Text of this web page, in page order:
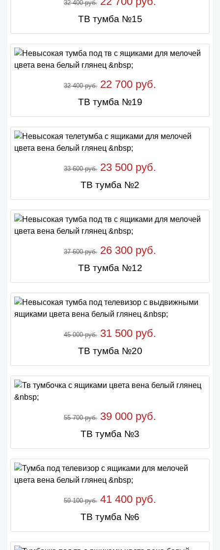
32 400 руб.
ТВ тумба №15
32 400 руб. 22 700 руб.
ТВ тумба №19
33 600 руб. 23 500 руб.
ТВ тумба №2
37 600 руб. 26 300 руб.
ТВ тумба №12
45 000 руб. 31 500 руб.
ТВ тумба №20
55 700 руб. 39 000 руб.
ТВ тумба №3
59 100 руб. 41 400 руб.
ТВ тумба №6